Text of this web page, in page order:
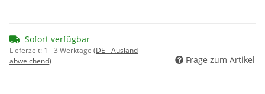
Sofort verfügbar
Lieferzeit: 1 - 3 Werktage (DE - Ausland
abweichend)
Frage zum Artikel